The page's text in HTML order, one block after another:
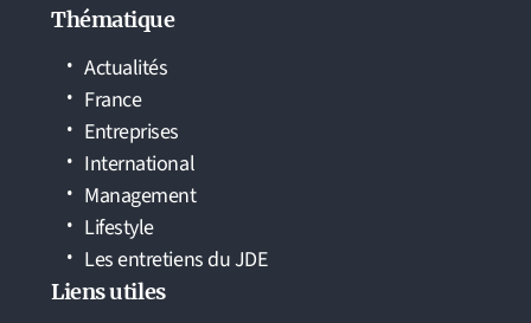
Thématique
Actualités
France
Entreprises
International
Management
Lifestyle
Les entretiens du JDE
Liens utiles